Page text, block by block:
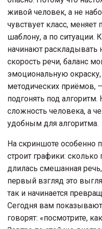
живой человек, а не
чувствует класс, меняет
шаблону, а по ситуации.
начинают
скорость речи, баланс
эмоциональную
методических приёмов,
подгонять под алгоритм.
сложность человека, а
удобным для алгоритма.
На скриншоте особенно
строит графики: сколько
длилась смешанная
первый взгляд это
так и начинается
Сегодня вам
говорят: «посмотрите,